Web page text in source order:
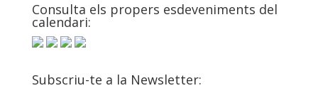
Event Categories:
Esdeveniments destacats
SYMPOSIUM
Consulta els propers esdeveniments del
calendari:
Subscriu-te a la Newsletter: